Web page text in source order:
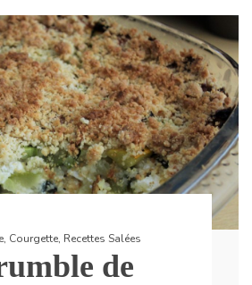
, Courgette, Recettes Salées
de